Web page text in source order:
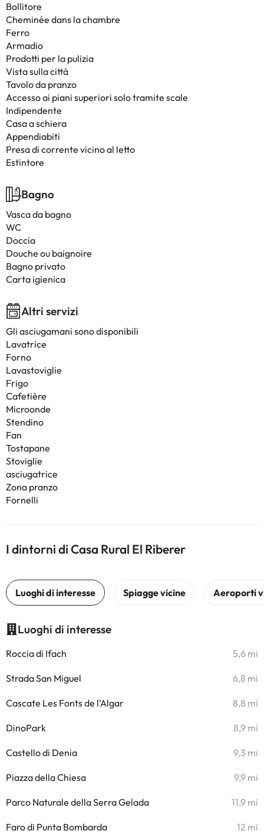
Bollitore
Cheminée dans la chambre
Ferro
Armadio
Prodotti per la pulizia
Vista sulla città
Tavolo da pranzo
Accesso ai piani superiori solo tramite scale
Indipendente
Casa a schiera
Appendiabiti
Presa di corrente vicino al letto
Estintore
Bagno
Vasca da bagno
WC
Doccia
Douche ou baignoire
Bagno privato
Carta igienica
Altri servizi
Gli asciugamani sono disponibili
Lavatrice
Forno
Lavastoviglie
Frigo
Cafetière
Microonde
Stendino
Fan
Tostapane
Stoviglie
asciugatrice
Zona pranzo
Fornelli
I dintorni di Casa Rural El Riberer
Luoghi di interesse
Roccia di Ifach 5,6 mi
Strada San Miguel 6,8 mi
Cascate Les Fonts de l’Algar 8,8 mi
DinoPark 8,9 mi
Castello di Denia 9,3 mi
Piazza della Chiesa 9,9 mi
Parco Naturale della Serra Gelada 11,9 mi
Faro di Punta Bombarda 12 mi